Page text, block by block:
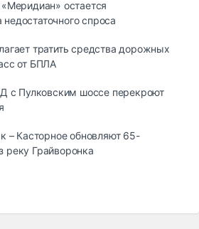
остается
спроса
тратить средства дорожных
от БПЛА
с Пулковским шоссе перекроют
– Касторное обновляют 65-
реку Грайворонка